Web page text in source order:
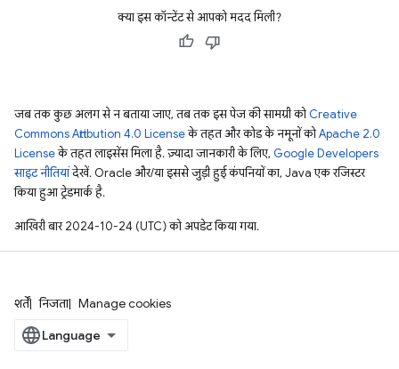
क्या इस कॉन्टेंट से आपको मदद मिली?
जब तक कुछ अलग से न बताया जाए, तब तक इस पेज की सामग्री कोCreative
Commons Attribution 4.0 Licenseके तहत और कोड के नमूनों कोApache 2.0
Licenseके तहत लाइसेंस मिला है. ज़्यादा जानकारी के लिए, Google Developers
साइट नीतियांदेखें. Oracle और/या इससे जुड़ी हुई कंपनियों का, Java एक रजिस्टर
किया हुआ ट्रेडमार्क है.
आखिरी बार 2024-10-24 (UTC) को अपडेट किया गया.
शर्तें निजता Manage cookies